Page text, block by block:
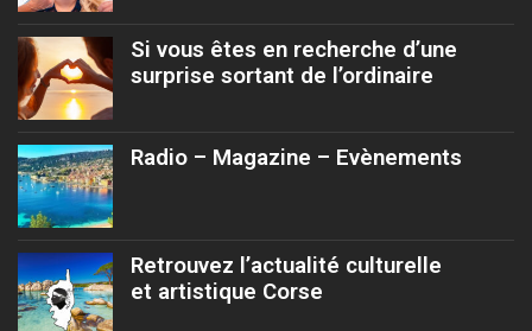
Si vous êtes en recherche d’une
surprise sortant de l’ordinaire
Radio – Magazine – Evènements
Retrouvez l’actualité culturelle
et artistique Corse